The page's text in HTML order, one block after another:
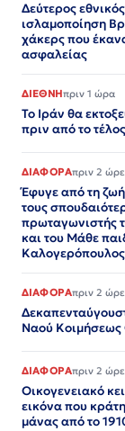
Δεύτερος
ισλαμοποίηση
χάκερς που
ασφαλείας
ΔΙΕΘΝΗπριν 1 ώρα
Το Ιράν θα
πριν από το
ΔΙΑΦΟΡΑπριν 2
Έφυγε από τη
τους
πρωταγωνιστής
και του Μάθε
Καλογερόπουλος
ΔΙΑΦΟΡΑπριν 2
Ναού Κοιμήσεως
ΔΙΑΦΟΡΑπριν 2
Οικογενειακό
εικόνα που
μάνας από το